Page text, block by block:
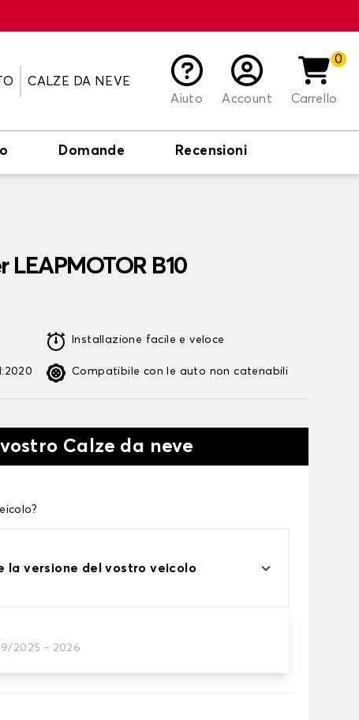
CALZE DA NEVE
Aiuto
Account
0
Carrello
Domande Recensioni
LEAPMOTOR B10
Installazione facile e veloce
Compatibile con le auto non catenabili
Calze da neve
la versione del vostro veicolo
2025 - 2026
alle tue necessità